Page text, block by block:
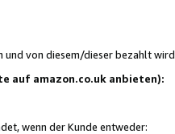
und von diesem/dieser bezahlt wird
auf amazon.co.uk anbieten):
wenn der Kunde entweder: